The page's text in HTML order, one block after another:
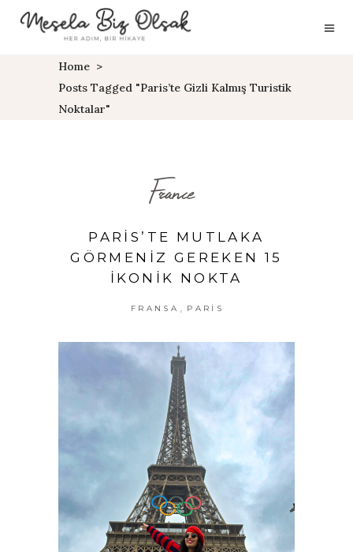
Home >
Posts Tagged "paris’te Gizli Kalmış Turistik
Noktalar"
France
PARIS’TE MUTLAKA
GÖRMENIZ GEREKEN 15
İKONIK NOKTA
FRANSA PARIS